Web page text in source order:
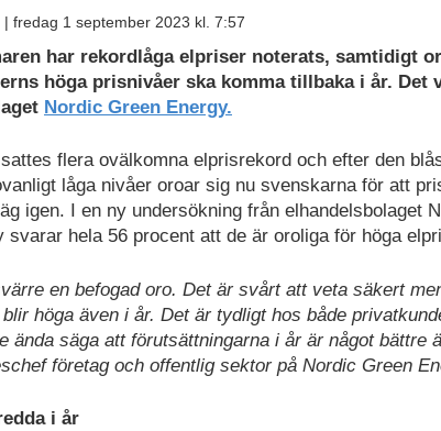
| fredag 1 september 2023 kl. 7:57
har rekordlåga elpriser noterats, samtidigt
höga prisnivåer ska komma tillbaka i år. Det
Nordic Green Energy.
flera ovälkomna elprisrekord och efter den
låga nivåer oroar sig nu svenskarna för att
igen. I en ny undersökning från elhandelsbolaget
svarar hela 56 procent att de är oroliga för höga
en befogad oro. Det är svårt att veta säkert
höga även i år. Det är tydligt hos både
ända säga att förutsättningarna i år är något bättre
företag och offentlig sektor på Nordic Green
i år